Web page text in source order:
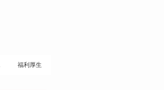
福利厚生